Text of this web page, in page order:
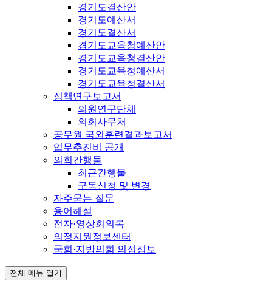
경기도결산안
경기도예산서
경기도결산서
경기도교육청예산안
경기도교육청결산안
경기도교육청예산서
경기도교육청결산서
정책연구보고서
의원연구단체
의회사무처
공무원 국외훈련결과보고서
업무추진비 공개
의회간행물
최근간행물
구독신청 및 변경
자주묻는 질문
용어해설
전자·영상회의록
의정지원정보센터
국회·지방의회 의정정보
전체 메뉴 열기